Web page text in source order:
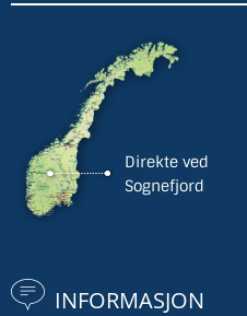
Direkte ved
Sognefjord
INFORMASJON